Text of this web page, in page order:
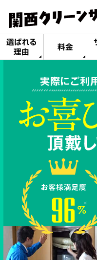
選ばれる
理由
料金
実際にご利